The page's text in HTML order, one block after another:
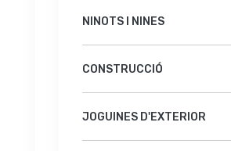
NINOTS I NINES
CONSTRUCCIÓ
JOGUINES D'EXTERIOR